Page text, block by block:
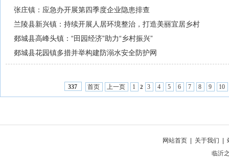
张庄镇：应急办开展第四季度企业隐患排查
兰陵县新兴镇：持续开展人居环境整治，打造美丽宜居乡村
郯城县高峰头镇：“田园经济”助力“乡村振兴”
郯城县花园镇多措并举构建防溺水安全防护网
337 首页 上一页 1 2 3 4 5 6 7 8 9 10
网站首页 关于我们 |
临沂